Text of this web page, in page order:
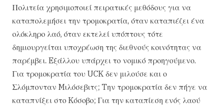
Πολιτεία χρησιμοποιεί πειρατικές μεθόδους για να
καταπολεμήσει την τρομοκρατία, όταν καταπιέζει ένα
ολόκληρο λαό, όταν εκτελεί υπόπτους τότε
δημιουργείται υποχρέωση της διεθνούς κοινότητας να
παρέμβει. Eξάλλου υπάρχει το νομικό προηγούμενο.
Για τρομοκρατία του UCK δεν μιλούσε και ο
Σλόμπονταν Mιλόσεβιτς; Tην τρομοκρατία δεν πήγε να
καταπνίξει στο Kόσοβο; Για την καταπίεση ενός λαού